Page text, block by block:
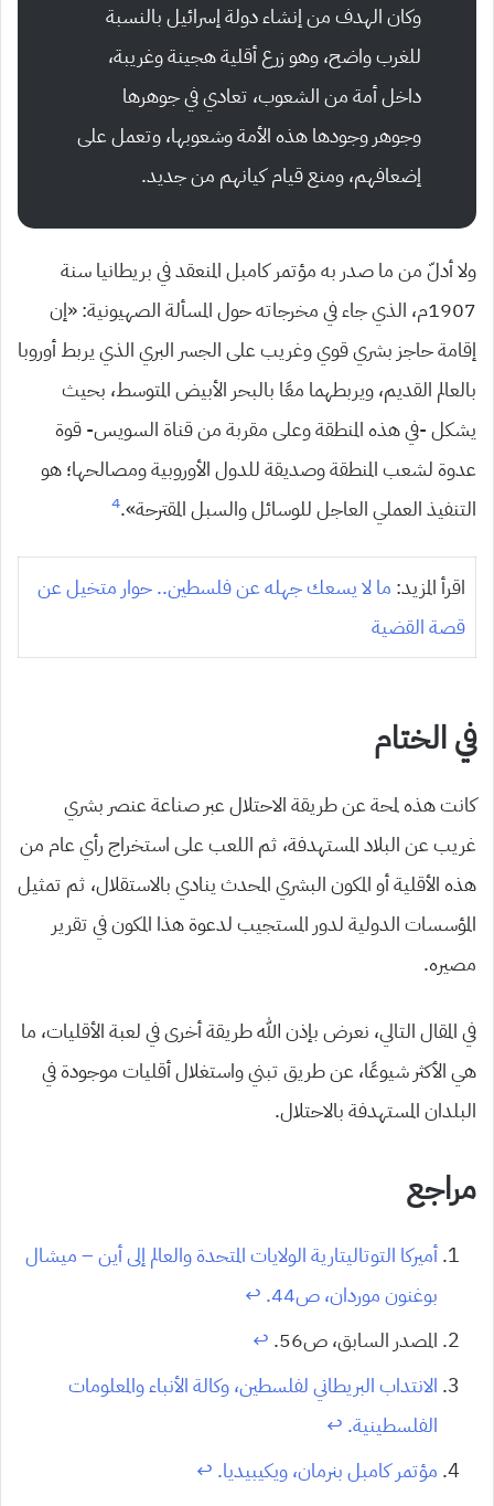
وكان الهدف من إنشاء دولة إسرائيل بالنسبة
للغرب واضح، وهو زرع أقلية هجينة وغريبة،
داخل أمة من الشعوب، تعادي في جوهرها
وجوهر وجودها هذه الأمة وشعوبها، وتعمل على
إضعافهم، ومنع قيام كيانهم من جديد.
ولا أدلّ من ما صدر به مؤتمر كامبل المنعقد في بريطانيا سنة
1907م، الذي جاء في مخرجاته حول المسألة الصهيونية: «إن
إقامة حاجز بشري قوي وغريب على الجسر البري الذي يربط أوروبا
بالعالم القديم، ويربطهما معًا بالبحر الأبيض المتوسط، بحيث
يشكل -في هذه المنطقة وعلى مقربة من قناة السويس- قوة
عدوة لشعب المنطقة وصديقة للدول الأوروبية ومصالحها؛ هو
التنفيذ العملي العاجل للوسائل والسبل المقترحة».4
اقرأ المزيد: ما لا يسعك جهله عن فلسطين.. حوار متخيل عن
قصة القضية
في الختام
كانت هذه لمحة عن طريقة الاحتلال عبر صناعة عنصر بشري
غريب عن البلاد المستهدفة، ثم اللعب على استخراج رأي عام من
هذه الأقلية أو المكون البشري المحدث ينادي بالاستقلال، ثم تمثيل
المؤسسات الدولية لدور المستجيب لدعوة هذا المكون في تقرير
مصيره.
في المقال التالي، نعرض بإذن الله طريقة أخرى في لعبة الأقليات، ما
هي الأكثر شيوعًا، عن طريق تبني واستغلال أقليات موجودة في
البلدان المستهدفة بالاحتلال.
مراجع
أميركا التوتاليتارية الولايات المتحدة والعالم إلى أين – ميشال
بوغنون موردان، ص44.
↩︎
المصدر السابق، ص56.
↩︎
الانتداب البريطاني لفلسطين، وكالة الأنباء والمعلومات
الفلسطينية. ↩︎
مؤتمر كامبل بنرمان، ويكيبيديا. ↩︎